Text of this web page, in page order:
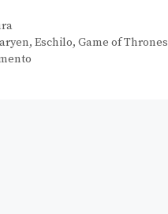
, Eschilo, Game of Thrones